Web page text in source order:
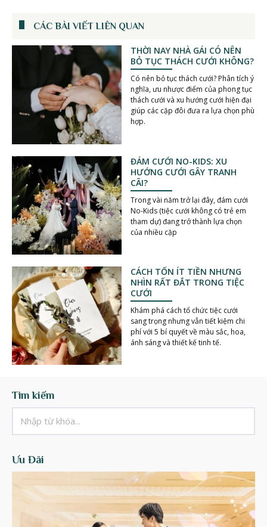
CÁC BÀI VIẾT LIÊN QUAN
THỜI NAY NHÀ GÁI CÓ NÊN
BỎ TỤC THÁCH CƯỚI KHÔNG?
Có nên bỏ tục thách cưới? Phân tích ý
nghĩa, ưu nhược điểm của phong tục
thách cưới và xu hướng cưới hiện đại
giúp các cặp đôi đưa ra lựa chọn phù
hợp.
ĐÁM CƯỚI NO-KIDS: XU
HƯỚNG CƯỚI GÂY TRANH
CÃI?
Trong vài năm trở lại đây, đám cưới
No-Kids (tiệc cưới không có trẻ em
tham dự) đang trở thành lựa chọn
của nhiều cặp
CÁCH TỐN ÍT TIỀN NHƯNG
NHÌN RẤT ĐẮT TRONG TIỆC
CƯỚI
Khám phá cách tổ chức tiệc cưới
sang trọng nhưng vẫn tiết kiệm chi
phí với 5 bí quyết về màu sắc, hoa,
ánh sáng và thiết kế tinh tế.
Tìm kiếm
Ưu Đãi